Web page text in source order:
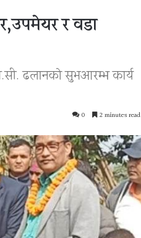
र वडा
ढलानकाे सुभआरम्भ कार्य
0 2 minutes read